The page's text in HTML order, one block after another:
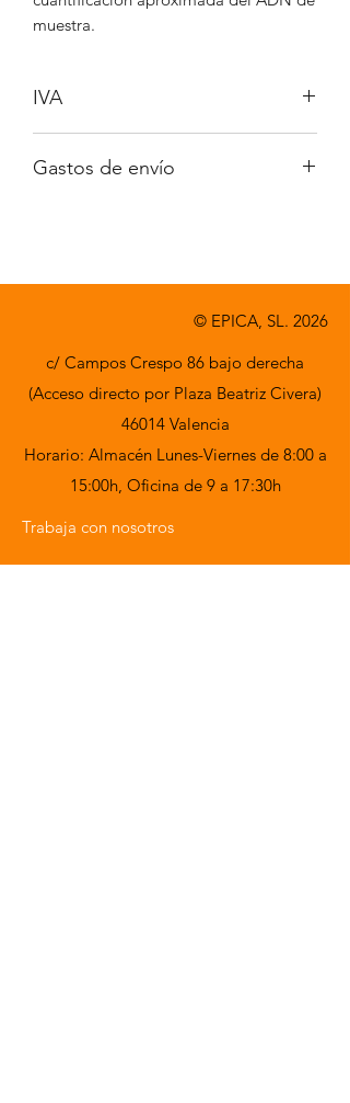
muestra.
IVA
Gastos de envío
© EPICA, SL. 2026
c/ Campos Crespo 86 bajo derecha
(Acceso directo por Plaza Beatriz Civera)
46014 Valencia
Horario: Almacén Lunes-Viernes de 8:00 a
15:00h, Oficina de 9 a 17:30h
Trabaja con nosotros